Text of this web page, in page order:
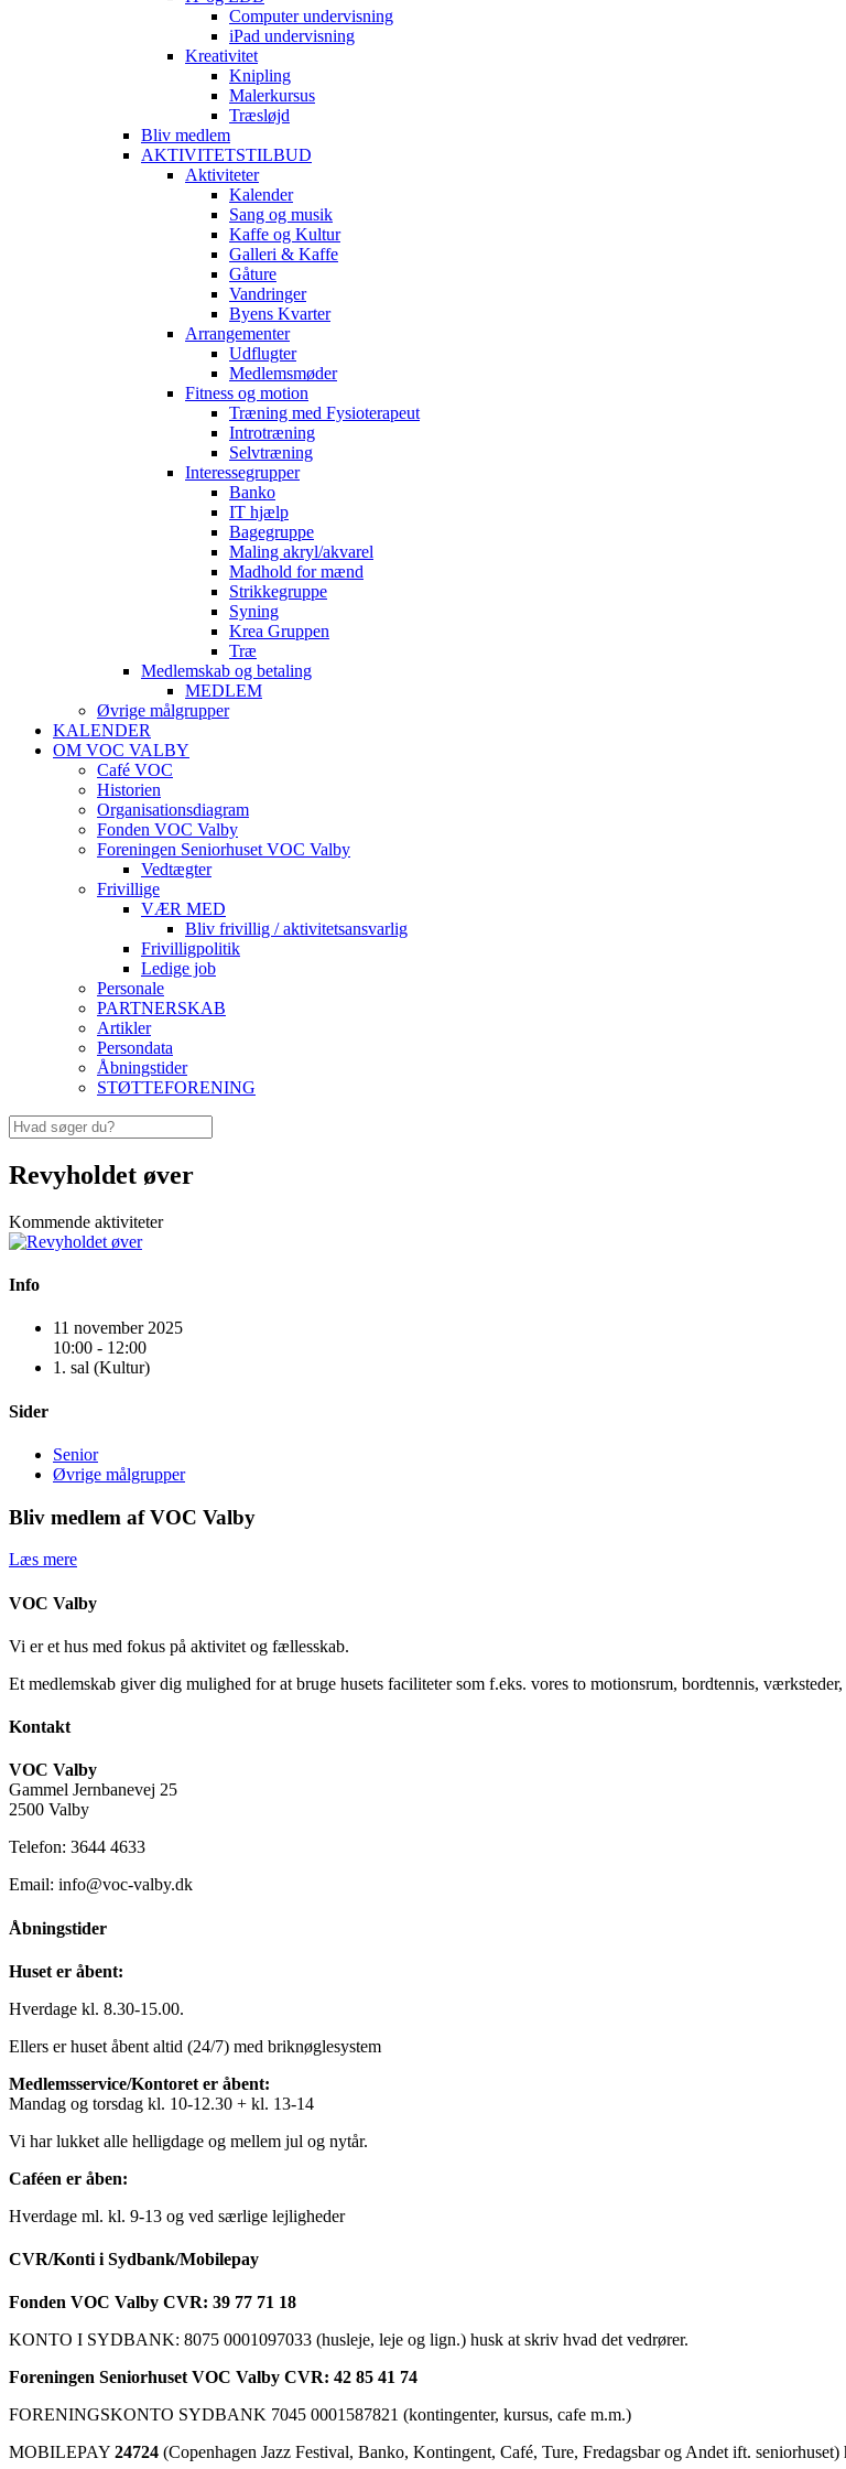
Computer undervisning
iPad undervisning
Kreativitet
Knipling
Malerkursus
Træsløjd
Bliv medlem
AKTIVITETSTILBUD
Aktiviteter
Kalender
Sang og musik
Kaffe og Kultur
Galleri & Kaffe
Gåture
Vandringer
Byens Kvarter
Arrangementer
Udflugter
Medlemsmøder
Fitness og motion
Træning med Fysioterapeut
Introtræning
Selvtræning
Interessegrupper
Banko
IT hjælp
Bagegruppe
Maling akryl/akvarel
Madhold for mænd
Strikkegruppe
Syning
Krea Gruppen
Træ
Medlemskab og betaling
MEDLEM
Øvrige målgrupper
KALENDER
OM VOC VALBY
Café VOC
Historien
Organisationsdiagram
Fonden VOC Valby
Foreningen Seniorhuset VOC Valby
Vedtægter
Frivillige
VÆR MED
Bliv frivillig / aktivitetsansvarlig
Frivilligpolitik
Ledige job
Personale
PARTNERSKAB
Artikler
Persondata
Åbningstider
STØTTEFORENING
Revyholdet øver
Kommende aktiviteter
Info
11 november 2025
10:00 - 12:00
1. sal (Kultur)
Sider
Senior
Øvrige målgrupper
Bliv medlem af VOC Valby
Læs mere
VOC Valby
Vi er et hus med fokus på aktivitet og fællesskab.
Et medlemskab giver dig mulighed for at bruge husets faciliteter som f.eks. vores to motionsrum, bordtennis,
Kontakt
VOC Valby
Gammel Jernbanevej 25
2500 Valby
Telefon: 3644 4633
Email: info@voc-valby.dk
Åbningstider
Huset er åbent:
Hverdage kl. 8.30-15.00.
Ellers er huset åbent altid (24/7) med briknøglesystem
Medlemsservice/Kontoret er åbent:
Mandag og torsdag kl. 10-12.30 + kl. 13-14
Vi har lukket alle helligdage og mellem jul og nytår.
Caféen er åben:
Hverdage ml. kl. 9-13 og ved særlige lejligheder
CVR/Konti i Sydbank/Mobilepay
Fonden VOC Valby CVR: 39 77 71 18
KONTO I SYDBANK: 8075 0001097033 (husleje, leje og lign.) husk at skriv hvad det vedrører.
Foreningen Seniorhuset VOC Valby CVR: 42 85 41 74
FORENINGSKONTO SYDBANK 7045 0001587821 (kontingenter, kursus, cafe m.m.)
MOBILEPAY 24724 (Copenhagen Jazz Festival, Banko, Kontingent, Café, Ture, Fredagsbar og Andet ift.